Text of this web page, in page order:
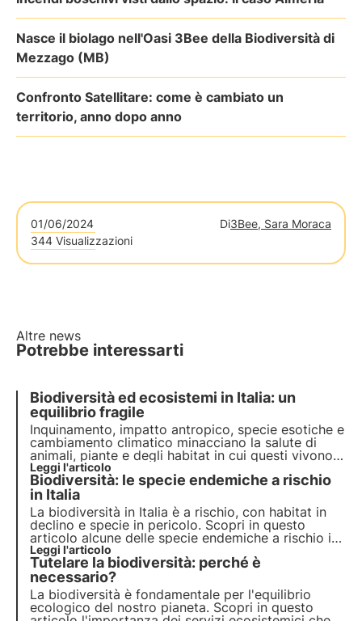
Nasce il biolago nell'Oasi 3Bee della Biodiversità di
Mezzago (MB)
Confronto Satellitare: come è cambiato un
territorio, anno dopo anno
01/06/2024 Di3Bee, Sara Moraca
344 Visualizzazioni
Altre news
Potrebbe interessarti
Biodiversità ed ecosistemi in Italia: un
equilibrio fragile
Inquinamento, impatto antropico, specie esotiche e
cambiamento climatico minacciano la salute di
animali, piante e degli habitat in cui questi vivono.
Il programma delle Nazioni Unite entro il 2030
prevede protezione e ripristino. Ma servono azioni
puntuali.
Leggi l'articolo
Biodiversità: le specie endemiche a rischio
in Italia
La biodiversità in Italia è a rischio, con habitat in
declino e specie in pericolo. Scopri in questo
articolo alcune delle specie endemiche a rischio in
Italia e come il progetto Oasi della Biodiversità di
3Bee può contribuire alla creazione del più grande
corridoio ecologico d'Europa.
Leggi l'articolo
Tutelare la biodiversità: perché è
necessario?
La biodiversità è fondamentale per l'equilibrio
ecologico del nostro pianeta. Scopri in questo